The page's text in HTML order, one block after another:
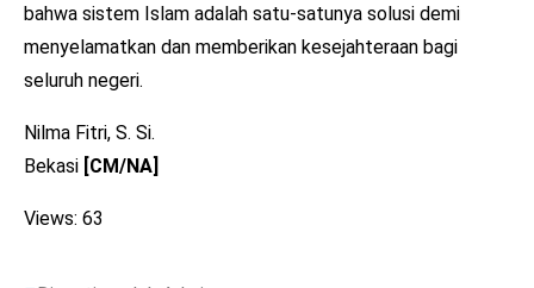
bahwa sistem Islam adalah satu-satunya solusi demi
menyelamatkan dan memberikan kesejahteraan bagi
seluruh negeri.
Nilma Fitri, S. Si.
Bekasi [CM/NA]
Views: 63